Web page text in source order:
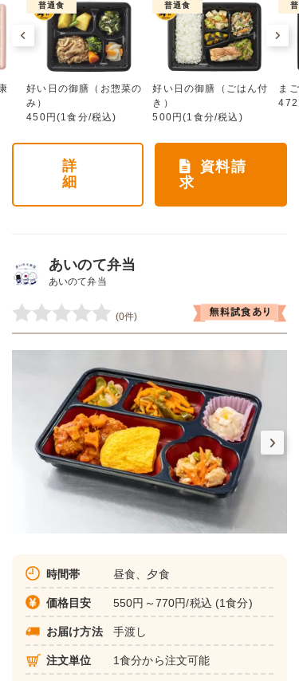
普通食
好い日の御膳（お惣菜の
み）
450円(1食分/税込)
普通食
好い日の御膳（ごはん付
き）
500円(1食分/税込)
ま
詳
細
資料請
求
あいのて弁当
あいのて弁当
(0件)
時間帯 昼食、夕食
価格目安 550円～770円/税込 (1食分)
お届け方法 手渡し
注文単位 1食分から注文可能